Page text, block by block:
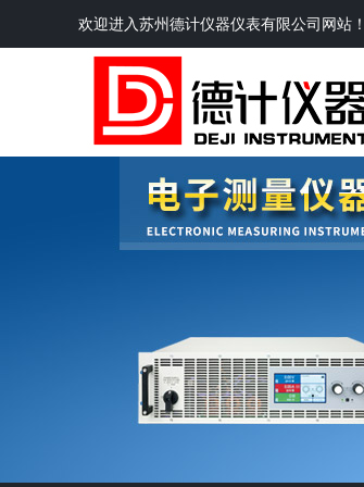
欢迎进入苏州德计仪器仪表有限公司网站！